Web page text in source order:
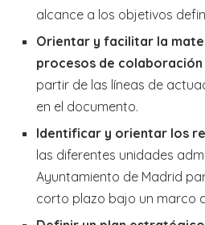
alcance a los objetivos
Orientar y facilitar la
procesos de
partir de las líneas de
en el documento.
Identificar y orientar los
las diferentes unidades
Ayuntamiento de Madrid
corto plazo bajo un marco